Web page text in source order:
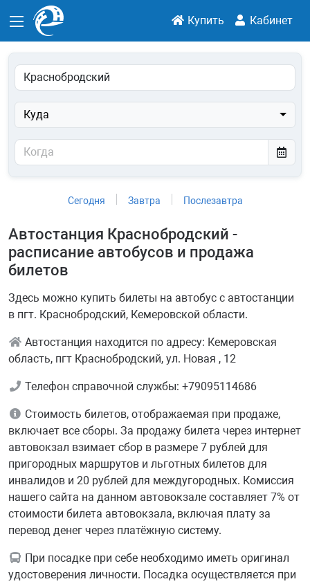
Купить Кабинет
Куда
Сегодня Завтра Послезавтра
Автостанция Краснобродский -
расписание автобусов и продажа
билетов
Здесь можно купить билеты на автобус с автостанции
в пгт. Краснобродский, Кемеровской области.
Автостанция находится по адресу: Кемеровская
область, пгт Краснобродский, ул. Новая , 12
Телефон справочной службы: +79095114686
Стоимость билетов, отображаемая при продаже,
включает все сборы. За продажу билета через интернет
автовокзал взимает сбор в размере 7 рублей для
пригородных маршрутов и льготных билетов для
инвалидов и 20 рублей для междугородных. Комиссия
нашего сайта на данном автовокзале составляет 7% от
стоимости билета автовокзала, включая плату за
перевод денег через платёжную систему.
При посадке при себе необходимо иметь оригинал
удостоверения личности. Посадка осуществляется при